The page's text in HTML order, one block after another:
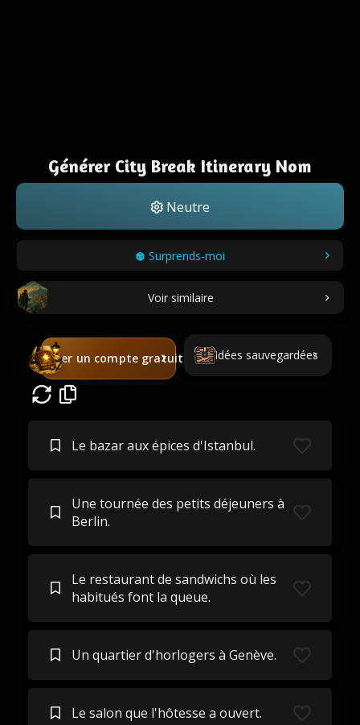
Générer City Break Itinerary Nom
Neutre
Surprends-moi
Voir similaire
Créer un compte gratuit Idées sauvegardées
Le bazar aux épices d'Istanbul.
Une tournée des petits déjeuners à
Berlin.
Le restaurant de sandwichs où les
habitués font la queue.
Un quartier d'horlogers à Genève.
Le salon que l'hôtesse a ouvert.